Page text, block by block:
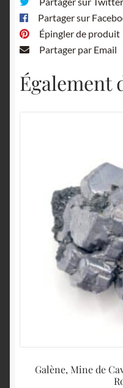
Partager sur
Épingler de produit
Partager par Email
Également
Galène, Mine de